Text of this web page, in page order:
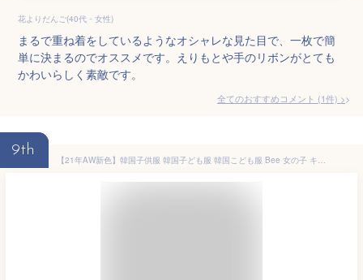
花よりだんご(40代・女性)
まるで重ね着をしているようなオシャレな見た目で、一枚で簡
単に決まるのでオススメです。えりもとや手のリボンがとても
かわいらしく素敵です。
全てのおすすめコメント (1件) >
9th
【21年AW新色】韓国子供服 韓国子ども服 韓国こども服 Bee 女の子 キッズ ドッキング 重ね着風 Tシャツ チュール メロウ 無地 春 秋 冬 100 110 120 130 140 150 ◇長袖ワンピース◇